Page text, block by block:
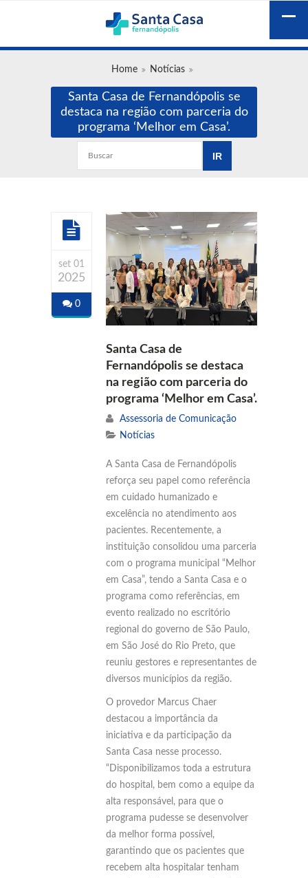
Home Notícias
Santa Casa de Fernandópolis se
destaca na região com parceria do
programa ‘Melhor em Casa’.
set 01
2025
0
Santa Casa de
Fernandópolis se destaca
na região com parceria do
programa ‘Melhor em Casa’.
Assessoria de Comunicação
Notícias
A Santa Casa de Fernandópolis
reforça seu papel como referência
em cuidado humanizado e
excelência no atendimento aos
pacientes. Recentemente, a
instituição consolidou uma parceria
com o programa municipal “Melhor
em Casa”, tendo a Santa Casa e o
programa como referências, em
evento realizado no escritório
regional do governo de São Paulo,
em São José do Rio Preto, que
reuniu gestores e representantes de
diversos municípios da região.
O provedor Marcus Chaer
destacou a importância da
iniciativa e da participação da
Santa Casa nesse processo.
“Disponibilizamos toda a estrutura
do hospital, bem como a equipe da
alta responsável, para que o
programa pudesse se desenvolver
da melhor forma possível,
garantindo que os pacientes que
recebem alta hospitalar tenham